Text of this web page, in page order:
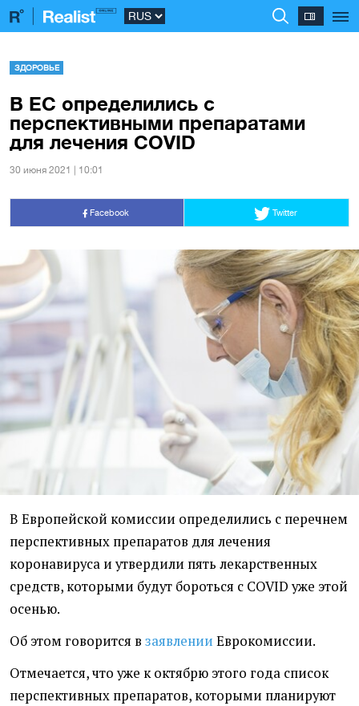
ЗДОРОВЬЕ
В ЕС определились с
перспективными препаратами
для лечения COVID
30 июня 2021 | 10:01
Facebook Twitter
В Европейской комиссии определились с перечнем
перспективных препаратов для лечения
коронавируса и утвердили пять лекарственных
средств, которыми будут бороться с COVID уже этой
осенью.
Об этом говорится в заявлении Еврокомиссии.
Отмечается, что уже к октябрю этого года список
перспективных препаратов, которыми планируют